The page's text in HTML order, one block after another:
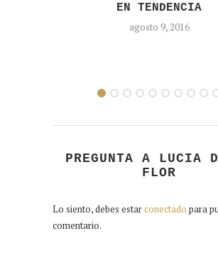
EN TENDENCIA
agosto 9, 2016
PREGUNTA A LUCIA
FLOR
Lo siento, debes estarconectado para
comentario.